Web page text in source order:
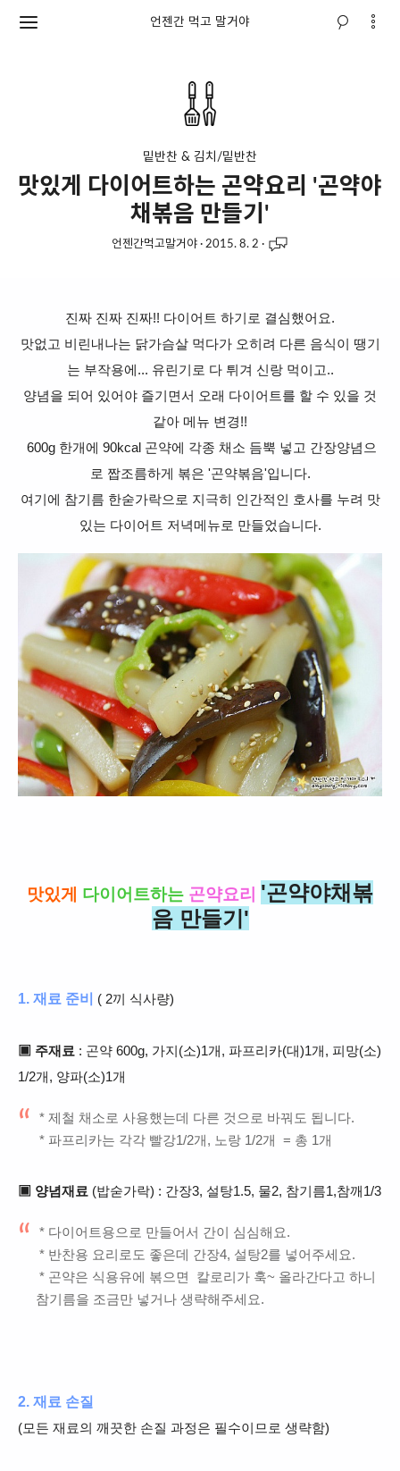
언젠간 먹고 말거야
밑반찬 & 김치/밑반찬
맛있게 다이어트하는 곤약요리 '곤약야
채볶음 만들기'
언젠간먹고말거야· 2015. 8. 2 ·
진짜 진짜 진짜!! 다이어트 하기로 결심했어요.
맛없고 비린내나는 닭가슴살 먹다가 오히려 다른 음식이 땡기
는 부작용에 ... 유린기로 다 튀겨 신랑 먹이고..
양념을 되어 있어야 즐기면서 오래 다이어트를 할 수 있을 것
같아 메뉴 변경!!
600g 한개에 90kcal 곤약에
각종 채소 듬뿍 넣고 간장양념으
로 짭조름하게 볶은 '곤약볶음'입니다.
여기에 참기름 한숟가락으로 지극히 인간적인 호사를 누려 맛
있는 다이어트 저녁메뉴로 만들었습니다.
맛있게 다이어트하는 곤약요리 '곤약야채볶
음 만들기'
1. 재료 준비 ( 2끼 식사량)
▣ 주재료 : 곤약 600g, 가지(소)1개, 파프리카(대)1개, 피망(소)
1/2개, 양파(소)1개
* 제철 채소로 사용했는데 다른 것으로 바꿔도 됩니다.
* 파프리카는 각각 빨강1/2개, 노랑 1/2개 = 총 1개
▣ 양념재료 (밥숟가락) : 간장3, 설탕1.5, 물2, 참기름1,참깨1/3
* 다이어트용으로 만들어서 간이 심심해요.
* 반찬용 요리로도 좋은데 간장4, 설탕2를 넣어주세요.
* 곤약은 식용유에 볶으면 칼로리가 훅~ 올라간다고 하니
참기름을 조금만 넣거나 생략해주세요.
2. 재료 손질
(모든 재료의 깨끗한 손질 과정은 필수이므로 생략함)